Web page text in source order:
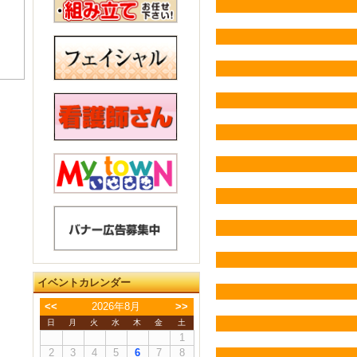
イベントカレンダー
<<
2026年8月 >>
日 月 火 水 木 金 土
1
2
3 4 5 6 7 8